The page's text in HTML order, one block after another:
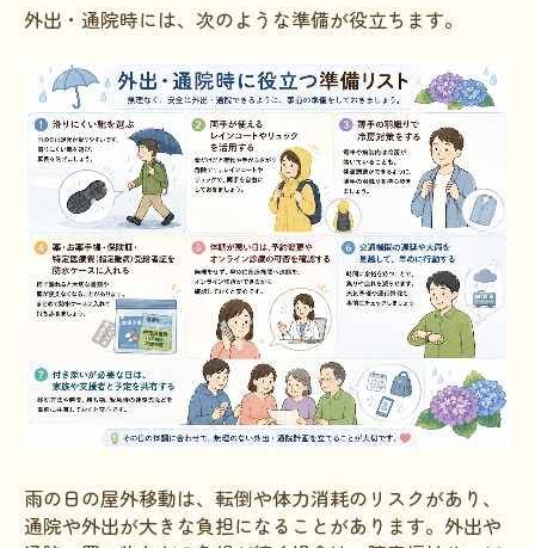
外出・通院時には、次のような準備が役立ちます。
雨の日の屋外移動は、転倒や体力消耗のリスクがあり、
通院や外出が大きな負担になることがあります。外出や